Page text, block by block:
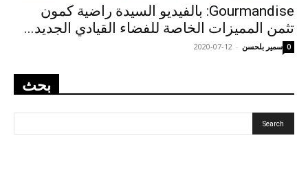
Gourmandise: بالفيديو السيدة راضية كمون
تثمن المميزات الخاصة للفضاء القيادي الجديد...
سمير بلحسن -
2020-07-12 0
بحث